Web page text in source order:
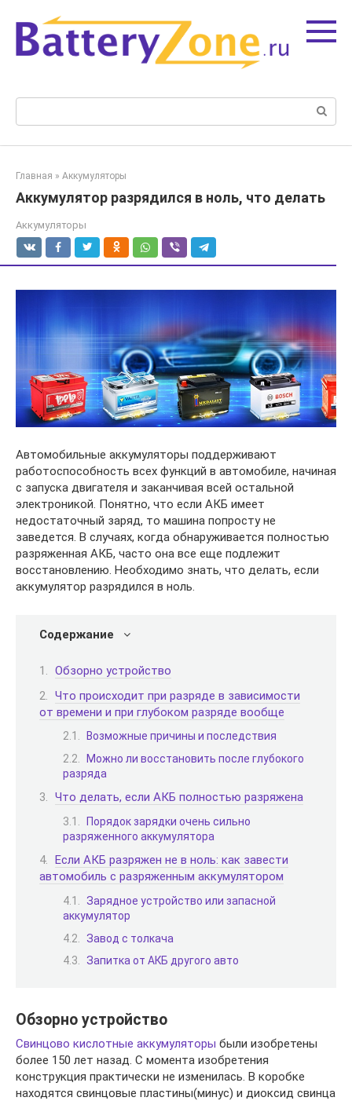
контенту
Поиск:
Главная » Аккумуляторы
Аккумулятор разрядился в ноль, что делать
Аккумуляторы
Автомобильные аккумуляторы поддерживают
работоспособность всех функций в автомобиле, начиная
с запуска двигателя и заканчивая всей остальной
электроникой. Понятно, что если АКБ имеет
недостаточный заряд, то машина попросту не
заведется. В случаях, когда обнаруживается полностью
разряженная АКБ, часто она все еще подлежит
восстановлению. Необходимо знать, что делать, если
аккумулятор разрядился в ноль.
Содержание
Обзорно устройство
Что происходит при разряде в зависимости
от времени и при глубоком разряде вообще
Возможные причины и последствия
Можно ли восстановить после глубокого
разряда
Что делать, если АКБ полностью разряжена
Порядок зарядки очень сильно
разряженного аккумулятора
Если АКБ разряжен не в ноль: как завести
автомобиль с разряженным аккумулятором
Зарядное устройство или запасной
аккумулятор
Завод с толкача
Запитка от АКБ другого авто
Обзорно устройство
Свинцово кислотные аккумуляторы были изобретены
более 150 лет назад. С момента изобретения
конструкция практически не изменилась. В коробке
находятся свинцовые пластины(минус) и диоксид свинца